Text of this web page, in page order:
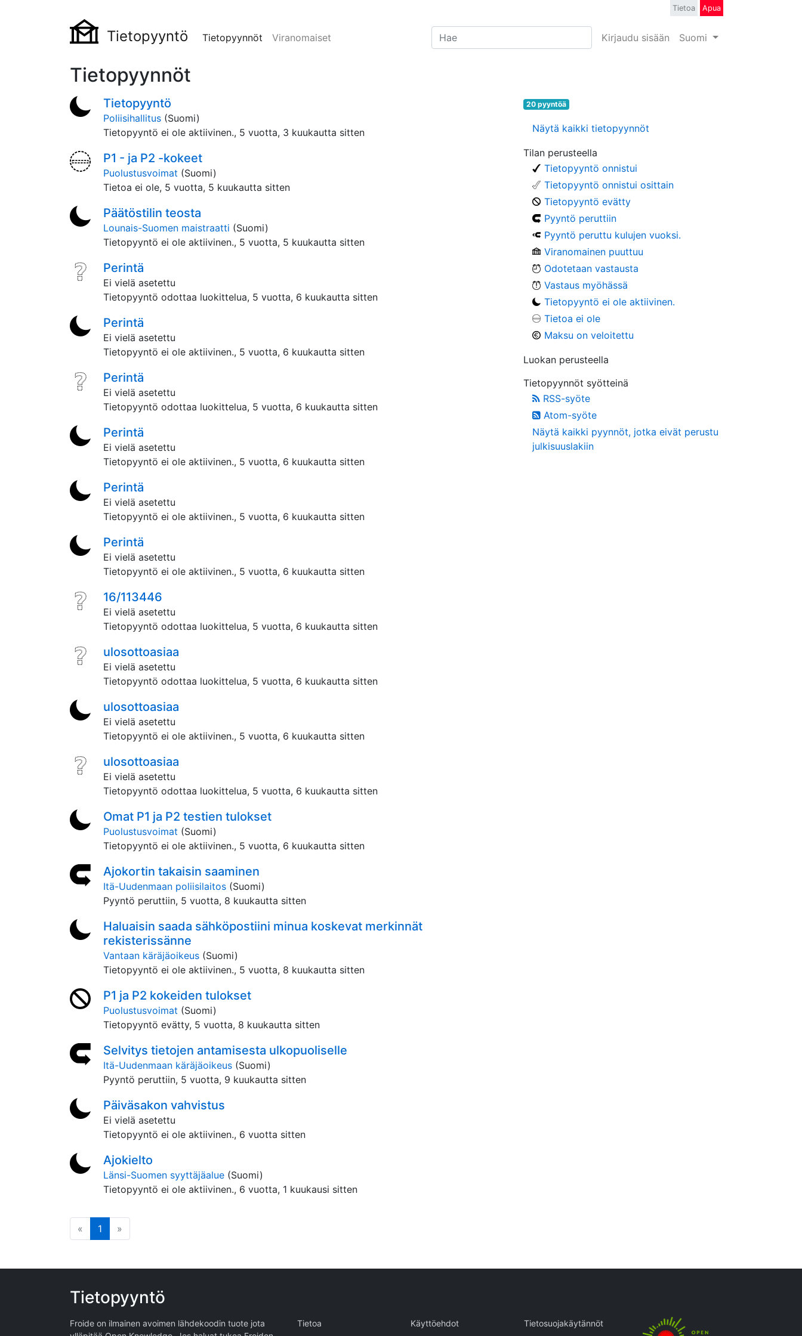
Tietopyyntö Tietopyynnöt Viranomaiset Kirjaudu sisään Suomi
Tietoa Apua
Tietopyynnöt
Tietopyyntö
Poliisihallitus (Suomi)
Tietopyyntö ei ole aktiivinen., 5 vuotta, 3 kuukautta sitten
P1 - ja P2 -kokeet
Puolustusvoimat (Suomi)
Tietoa ei ole, 5 vuotta, 5 kuukautta sitten
Päätöstilin teosta
Lounais-Suomen maistraatti (Suomi)
Tietopyyntö ei ole aktiivinen., 5 vuotta, 5 kuukautta sitten
Perintä
Ei vielä asetettu
Tietopyyntö odottaa luokittelua, 5 vuotta, 6 kuukautta sitten
Perintä
Ei vielä asetettu
Tietopyyntö ei ole aktiivinen., 5 vuotta, 6 kuukautta sitten
Perintä
Ei vielä asetettu
Tietopyyntö odottaa luokittelua, 5 vuotta, 6 kuukautta sitten
Perintä
Ei vielä asetettu
Tietopyyntö ei ole aktiivinen., 5 vuotta, 6 kuukautta sitten
Perintä
Ei vielä asetettu
Tietopyyntö ei ole aktiivinen., 5 vuotta, 6 kuukautta sitten
Perintä
Ei vielä asetettu
Tietopyyntö ei ole aktiivinen., 5 vuotta, 6 kuukautta sitten
16/113446
Ei vielä asetettu
Tietopyyntö odottaa luokittelua, 5 vuotta, 6 kuukautta sitten
ulosottoasiaa
Ei vielä asetettu
Tietopyyntö odottaa luokittelua, 5 vuotta, 6 kuukautta sitten
ulosottoasiaa
Ei vielä asetettu
Tietopyyntö ei ole aktiivinen., 5 vuotta, 6 kuukautta sitten
ulosottoasiaa
Ei vielä asetettu
Tietopyyntö odottaa luokittelua, 5 vuotta, 6 kuukautta sitten
Omat P1 ja P2 testien tulokset
Puolustusvoimat (Suomi)
Tietopyyntö ei ole aktiivinen., 5 vuotta, 6 kuukautta sitten
Ajokortin takaisin saaminen
Itä-Uudenmaan poliisilaitos (Suomi)
Pyyntö peruttiin, 5 vuotta, 8 kuukautta sitten
Haluaisin saada sähköpostiini minua koskevat merkinnät
rekisterissänne
Vantaan käräjäoikeus (Suomi)
Tietopyyntö ei ole aktiivinen., 5 vuotta, 8 kuukautta sitten
P1 ja P2 kokeiden tulokset
Puolustusvoimat (Suomi)
Tietopyyntö evätty, 5 vuotta, 8 kuukautta sitten
Selvitys tietojen antamisesta ulkopuoliselle
Itä-Uudenmaan käräjäoikeus (Suomi)
Pyyntö peruttiin, 5 vuotta, 9 kuukautta sitten
Päiväsakon vahvistus
Ei vielä asetettu
Tietopyyntö ei ole aktiivinen., 6 vuotta sitten
Ajokielto
Länsi-Suomen syyttäjäalue (Suomi)
Tietopyyntö ei ole aktiivinen., 6 vuotta, 1 kuukausi sitten
« edellinen
1 (tämä sivu)
seuraava
»
20 pyyntöä
Näytä kaikki tietopyynnöt
Tilan perusteella
Tietopyyntö onnistui
Tietopyyntö onnistui osittain
Tietopyyntö evätty
Pyyntö peruttiin
Pyyntö peruttu kulujen vuoksi.
Viranomainen puuttuu
Odotetaan vastausta
Vastaus myöhässä
Tietopyyntö ei ole aktiivinen.
Tietoa ei ole
Maksu on veloitettu
Luokan perusteella
Tietopyynnöt syötteinä
RSS-syöte
Atom-syöte
Näytä kaikki pyynnöt, jotka eivät perustu
julkisuuslakiin
Tietopyyntö
Froide on ilmainen avoimen lähdekoodin tuote jota
Tietoa Käyttöehdot Tietosuojakäytännöt